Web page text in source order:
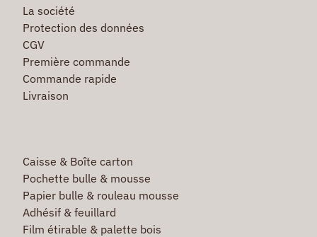
La société
Protection des données
CGV
Première commande
Commande rapide
Livraison
Caisse & Boîte carton
Pochette bulle & mousse
Papier bulle & rouleau mousse
Adhésif & feuillard
Film étirable & palette bois